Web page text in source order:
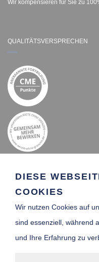
Wir kompensieren für Sie zu
QUALITÄTSVERSPRECHEN
DIESE
COOKIES
Wir nutzen Cookies auf
sind essenziell, während
und Ihre Erfahrung zu